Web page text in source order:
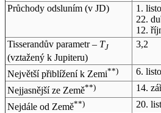
Průchody odsluním (v JD) 1.
22.
12.
Tisserandův parametr – TJ
(vztažený k Jupiteru)
3,2
Největší přiblížení k Zemi**) 6.
Nejjasnější ze Země**) 14.
Nejdále od Země**) 20.